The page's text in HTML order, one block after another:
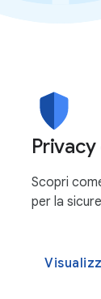
Scopri
per la